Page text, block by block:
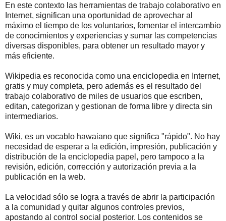
En este contexto las herramientas de trabajo colaborativo en
Internet, significan una oportunidad de aprovechar al
máximo el tiempo de los voluntarios, fomentar el intercambio
de conocimientos y experiencias y sumar las competencias
diversas disponibles, para obtener un resultado mayor y
más eficiente.
Wikipedia es reconocida como una enciclopedia en Internet,
gratis y muy completa, pero además es el resultado del
trabajo colaborativo de miles de usuarios que escriben,
editan, categorizan y gestionan de forma libre y directa sin
intermediarios.
Wiki, es un vocablo hawaiano que significa "rápido". No hay
necesidad de esperar a la edición, impresión, publicación y
distribución de la enciclopedia papel, pero tampoco a la
revisión, edición, corrección y autorización previa a la
publicación en la web.
La velocidad sólo se logra a través de abrir la participación
a la comunidad y quitar algunos controles previos,
apostando al control social posterior. Los contenidos se